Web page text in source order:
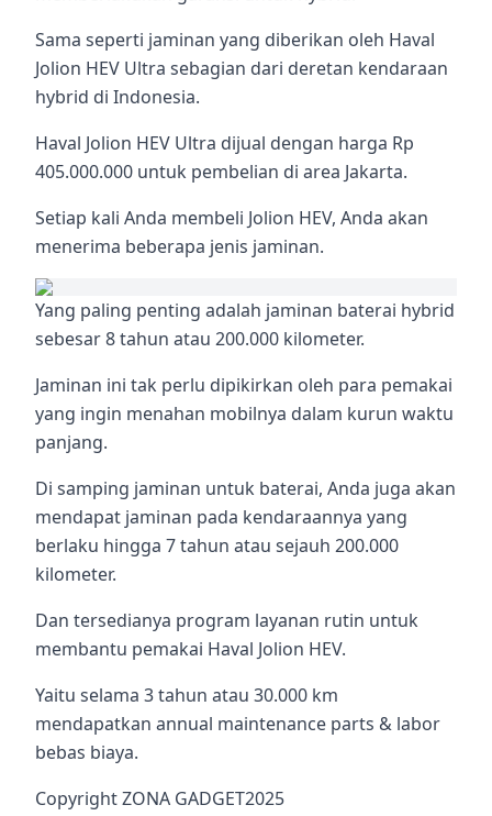
Sama seperti jaminan yang diberikan oleh Haval
Jolion HEV Ultra sebagian dari deretan kendaraan
hybrid di Indonesia.
Haval Jolion HEV Ultra dijual dengan harga Rp
405.000.000 untuk pembelian di area Jakarta.
Setiap kali Anda membeli Jolion HEV, Anda akan
menerima beberapa jenis jaminan.
Yang paling penting adalah jaminan baterai hybrid
sebesar 8 tahun atau 200.000 kilometer.
Jaminan ini tak perlu dipikirkan oleh para pemakai
yang ingin menahan mobilnya dalam kurun waktu
panjang.
Di samping jaminan untuk baterai, Anda juga akan
mendapat jaminan pada kendaraannya yang
berlaku hingga 7 tahun atau sejauh 200.000
kilometer.
Dan tersedianya program layanan rutin untuk
membantu pemakai Haval Jolion HEV.
Yaitu selama 3 tahun atau 30.000 km
mendapatkan annual maintenance parts & labor
bebas biaya.
Copyright ZONA GADGET2025